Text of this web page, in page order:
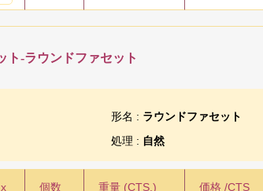
ト-ラウンドファセット
形名 : ラウンドファセット
処理 : 自然
x
個数 重量 (CTS.) 価格 /CTS